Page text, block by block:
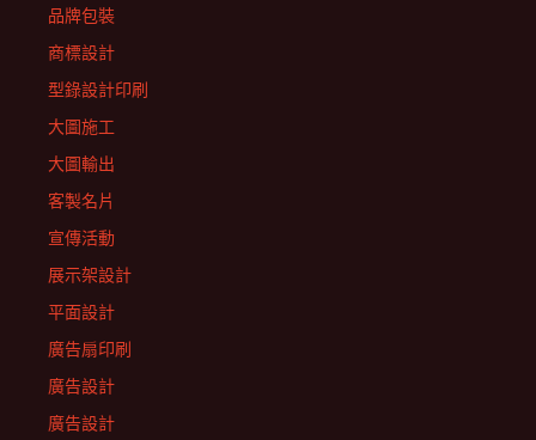
品牌包裝
商標設計
型錄設計印刷
大圖施工
大圖輸出
客製名片
宣傳活動
展示架設計
平面設計
廣告扇印刷
廣告設計
廣告設計